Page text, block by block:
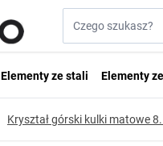
Elementy ze stali Elementy
Kryształ górski kulki matowe